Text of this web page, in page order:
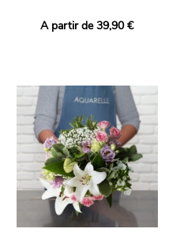
A partir de 39,90 €